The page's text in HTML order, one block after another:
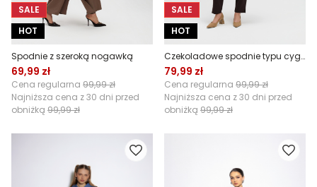
SALE
HOT
Spodnie z szeroką nogawką
69,99 zł
Cena regularna 99,99 zł
Najniższa cena z 30 dni przed
obniżką 99,99 zł
SALE
HOT
Czekoladowe spodnie typu cygaretki
79,99 zł
Cena regularna 99,99 zł
Najniższa cena z 30 dni przed
obniżką 99,99 zł